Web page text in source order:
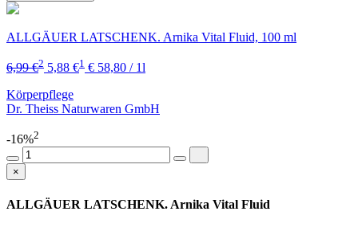
ALLGÄUER LATSCHENK. Arnika Vital Fluid, 100 ml
6,99 €2 5,88 €1 € 58,80 / 1l
Körperpflege
Dr. Theiss Naturwaren GmbH
-16%2
×
ALLGÄUER LATSCHENK. Arnika Vital Fluid